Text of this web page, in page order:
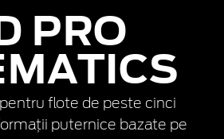
PRO
flote de peste cinci
puternice bazate pe